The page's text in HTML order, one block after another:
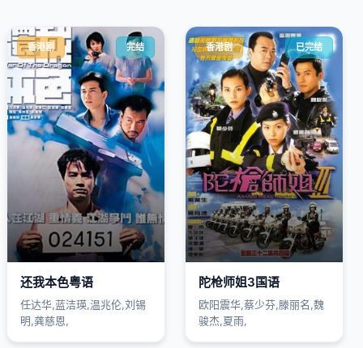
香港剧 完结
还我本色粤语
任达华,蓝洁瑛,温兆伦,刘锡
明,龚慈恩,
香港剧 已完结
陀枪师姐3国语
欧阳震华,蔡少芬,滕丽名,魏
骏杰,夏雨,